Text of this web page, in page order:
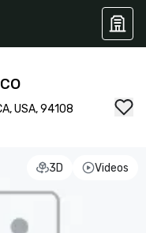
USA, 94108
3D Videos